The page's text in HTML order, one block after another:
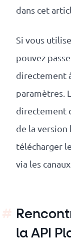
dans cet
Si vous
pouvez
directement
paramètres.
directement
de la
télécharger
via les
la API